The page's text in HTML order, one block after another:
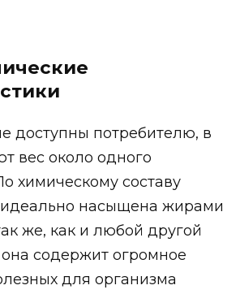
доступны потребителю, в
вес около одного
химическому составу
идеально насыщена жирами
же, как и любой другой
содержит огромное
для организма